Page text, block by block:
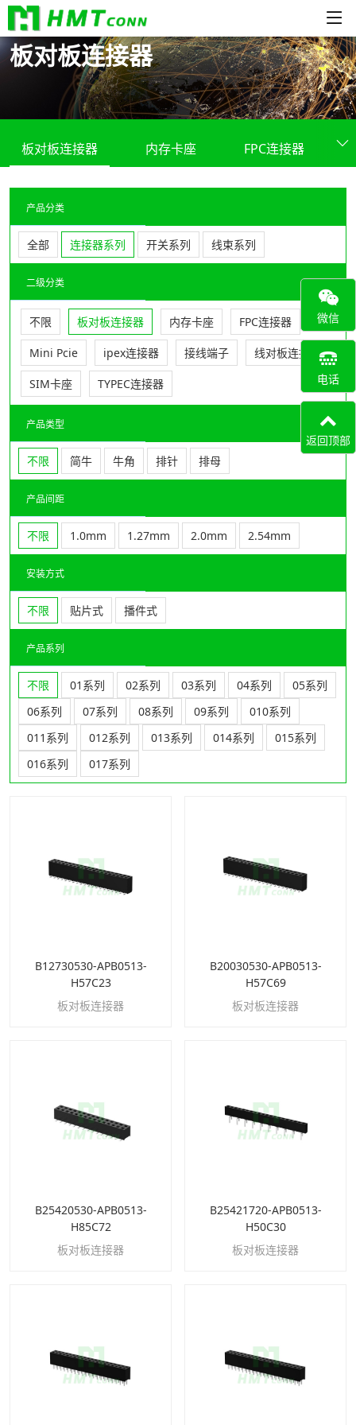
板对板连接器
板对板连接器 内存卡座 FPC连接器
产品分类
全部 连接器系列 开关系列 线束系列
二级分类
不限 板对板连接器 内存卡座 FPC连接器
Mini Pcie ipex连接器 接线端子 线对板连接器
SIM卡座 TYPEC连接器
产品类型
不限 简牛 牛角 排针 排母
产品间距
不限 1.0mm 1.27mm 2.0mm 2.54mm
安装方式
不限 贴片式 播件式
产品系列
不限 01系列 02系列 03系列 04系列
05系列
06系列
07系列 08系列 09系列
010系列
011系列
012系列 013系列 014系列
015系列
016系列
017系列
B12730530-APB0513-
H57C23
板对板连接器
B20030530-APB0513-
H57C69
板对板连接器
B25420530-APB0513-
H85C72
板对板连接器
B25421720-APB0513-
H50C30
板对板连接器
微信
电话
返回顶部